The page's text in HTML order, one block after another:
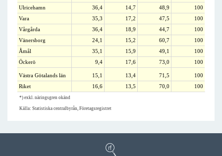
Ulricehamn
36,4 14,7 48,9
100
Vara
35,3 17,2 47,5
100
Vårgårda
36,4 18,9 44,7
100
Vänersborg
24,1 15,2 60,7
100
Åmål
35,1 15,9 49,1
100
Öckerö
9,4 17,6 73,0 100
Västra Götalands län 15,1 13,4 71,5
100
Riket
16,6 13,5 70,0 100
*) exkl. näringsgren okänd
Källa: Statistiska centralbyrån, Företagsregistret